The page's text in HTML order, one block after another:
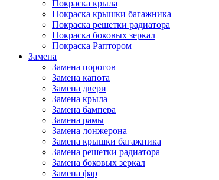
Покраска крыла
Покраска крышки багажника
Покраска решетки радиатора
Покраска боковых зеркал
Покраска Раптором
Замена
Замена порогов
Замена капота
Замена двери
Замена крыла
Замена бампера
Замена рамы
Замена лонжерона
Замена крышки багажника
Замена решетки радиатора
Замена боковых зеркал
Замена фар